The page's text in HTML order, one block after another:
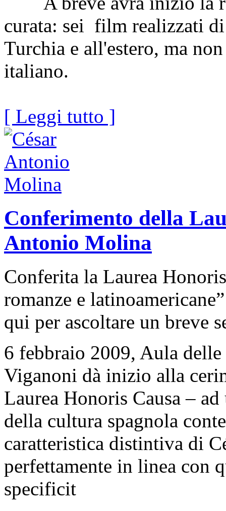
curata: sei film realizzati
Turchia e all'estero, ma
italiano.
[ Leggi tutto ]
Conferimento della
Antonio Molina
Conferita la Laurea
romanze e
qui per ascoltare un breve
6 febbraio 2009, Aula
Viganoni dà inizio alla
Laurea Honoris Causa –
della cultura spagnola
caratteristica distintiva di
perfettamente in linea con
specificit